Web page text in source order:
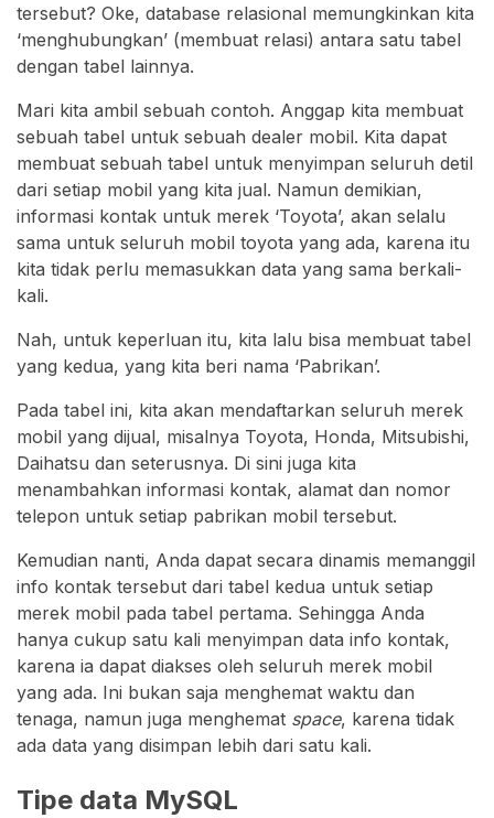
tersebut? Oke, database relasional memungkinkan kita
‘menghubungkan’ (membuat relasi) antara satu tabel
dengan tabel lainnya.
Mari kita ambil sebuah contoh. Anggap kita membuat
sebuah tabel untuk sebuah dealer mobil. Kita dapat
membuat sebuah tabel untuk menyimpan seluruh detil
dari setiap mobil yang kita jual. Namun demikian,
informasi kontak untuk merek ‘Toyota’, akan selalu
sama untuk seluruh mobil toyota yang ada, karena itu
kita tidak perlu memasukkan data yang sama berkali-
kali.
Nah, untuk keperluan itu, kita lalu bisa membuat tabel
yang kedua, yang kita beri nama ‘Pabrikan’.
Pada tabel ini, kita akan mendaftarkan seluruh merek
mobil yang dijual, misalnya Toyota, Honda, Mitsubishi,
Daihatsu dan seterusnya. Di sini juga kita
menambahkan informasi kontak, alamat dan nomor
telepon untuk setiap pabrikan mobil tersebut.
Kemudian nanti, Anda dapat secara dinamis memanggil
info kontak tersebut dari tabel kedua untuk setiap
merek mobil pada tabel pertama. Sehingga Anda
hanya cukup satu kali menyimpan data info kontak,
karena ia dapat diakses oleh seluruh merek mobil
yang ada. Ini bukan saja menghemat waktu dan
tenaga, namun juga menghemat space, karena tidak
ada data yang disimpan lebih dari satu kali.
Tipe data MySQL